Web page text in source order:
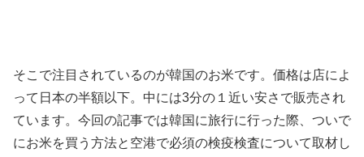
そこで注目されているのが韓国のお米です。価格は店によ
って日本の半額以下。中には3分の１近い安さで販売され
ています。今回の記事では韓国に旅行に行った際、ついで
にお米を買う方法と空港で必須の検疫検査について取材し